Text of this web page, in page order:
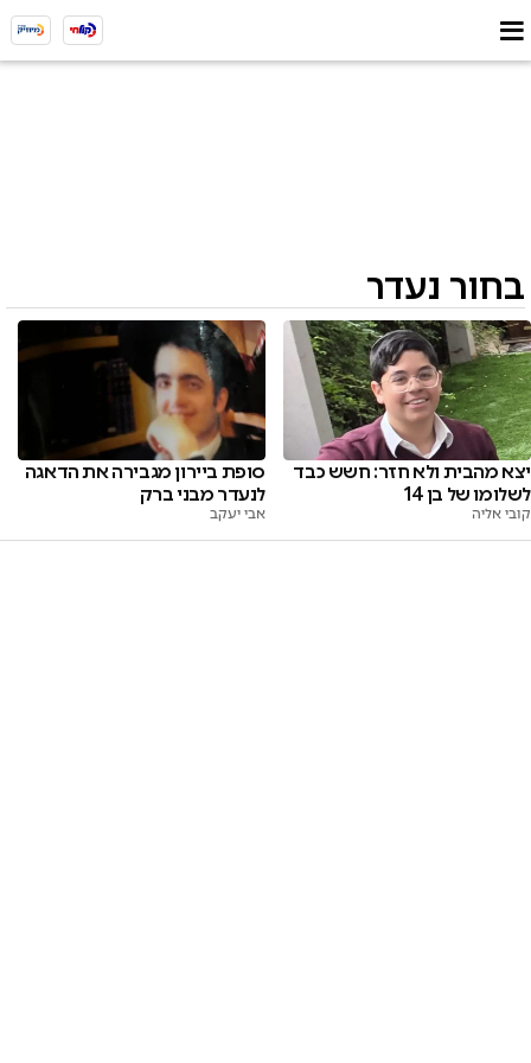
בחור נעדר
יצא מהבית ולא חזר: חשש כבד
לשלומו של בן 14
קובי אליה
סופת ביירון מגבירה את הדאגה
לנעדר מבני ברק
אבי יעקב